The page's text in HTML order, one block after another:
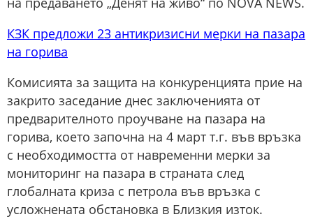
КЗК предложи 23 антикризисни мерки на пазара
на горива
Комисията за защита на конкуренцията прие на
закрито заседание днес заключенията от
предварителното проучване на пазара на
горива, което започна на 4 март т.г. във връзка
с необходимостта от навременни мерки за
мониторинг на пазара в страната след
глобалната криза с петрола във връзка с
усложнената обстановка в Близкия изток.